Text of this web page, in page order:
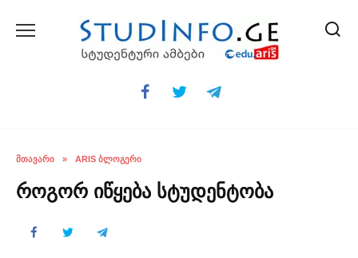
ᲛᲗᲐᲕᲐᲠᲘ » ARIS ᲑᲚᲝᲒᲔᲠᲘ
როგორ იწყება სტუდენტობა